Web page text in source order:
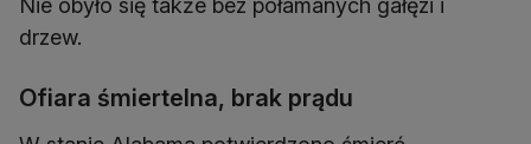
Nie obyło się także bez połamanych gałęzi i
drzew.
Ofiara śmiertelna, brak prądu